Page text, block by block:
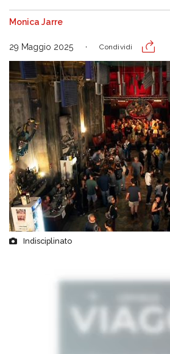
Monica Jarre
29 Maggio 2025 Condividi
Indisciplinato